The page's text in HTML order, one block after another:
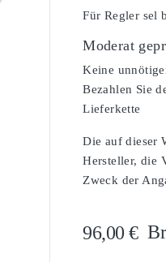
Für Regler sel
Moderat
Keine
Bezahlen Sie
Lieferkette
Die auf dieser
Hersteller, die
Zweck der
96,00 €